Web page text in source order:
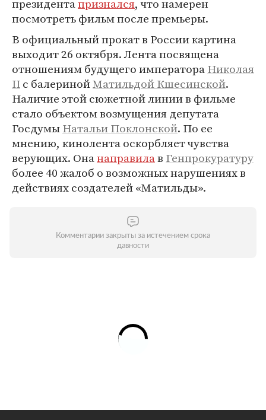
президентапризнался, что намерен
посмотреть фильм после премьеры.
В официальный прокат в России картина
выходит 26 октября. Лента посвящена
отношениям будущего императораНиколая
IIс балеринойМатильдой Кшесинской.
Наличие этой сюжетной линии в фильме
стало объектом возмущения депутата
ГосдумыНатальи Поклонской. По ее
мнению, кинолента оскорбляет чувства
верующих. Онанаправилав Генпрокуратуру
более 40 жалоб о возможных нарушениях в
действиях создателей «Матильды».
Комментарии закрыты за истечением срока
давности